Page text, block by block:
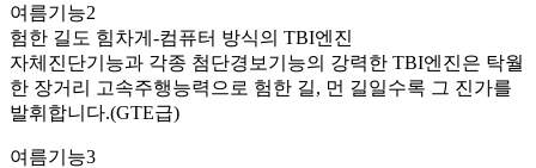
여름기능2
험한 길도 힘차게-컴퓨터 방식의 TBI엔진
자체진단기능과 각종 첨단경보기능의 강력한 TBI엔진은 탁월
한 장거리 고속주행능력으로 험한 길, 먼 길일수록 그 진가를
발휘합니다.(GTE급)
여름기능3